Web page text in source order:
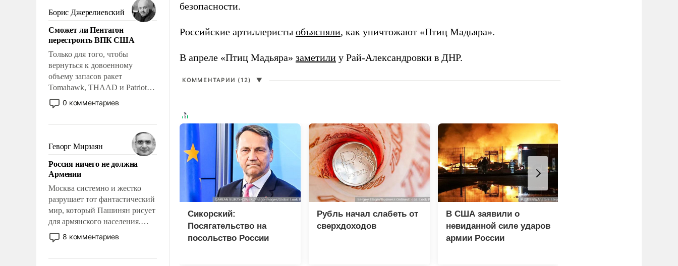
Борис Джерелиевский
Сможет ли Пентагон
перестроить ВПК США
Только для того, чтобы
вернуться к довоенному
объему запасов ракет
Tomahawk, THAAD и Patriot
США потребуется более трех
лет. Даже небольшая война с
Сложившаяся ситуация
означает многолетний период
уязвимости США, например,
перед Китаем.
0 комментариев
Геворг Мирзаян
Россия ничего не должна
Армении
Москва системно и жестко
разрушает тот фантастический
мир, который Пашинян рисует
для армянского населения.
Мир, где этому населению все
должны просто по
8 комментариев
безопасности.
Российские артиллеристы объясняли, как уничтожают «Птиц Мадьяра».
В апреле «Птиц Мадьяра» заметили у Рай-Александровки в ДНР.
КОММЕНТАРИИ (12) ▼
Сикорский:
Посягательство на
посольство России
Рубль начал слабеть от
сверхдоходов
В США заявили о
невиданной силе ударов
армии России